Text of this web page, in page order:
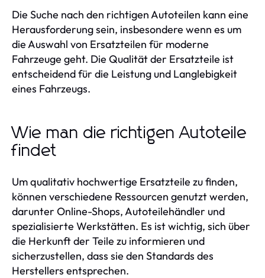
Die Suche nach den richtigen Autoteilen kann eine
Herausforderung sein, insbesondere wenn es um
die Auswahl von Ersatzteilen für moderne
Fahrzeuge geht. Die Qualität der Ersatzteile ist
entscheidend für die Leistung und Langlebigkeit
eines Fahrzeugs.
Wie man die richtigen Autoteile
findet
Um qualitativ hochwertige Ersatzteile zu finden,
können verschiedene Ressourcen genutzt werden,
darunter Online-Shops, Autoteilehändler und
spezialisierte Werkstätten. Es ist wichtig, sich über
die Herkunft der Teile zu informieren und
sicherzustellen, dass sie den Standards des
Herstellers entsprechen.